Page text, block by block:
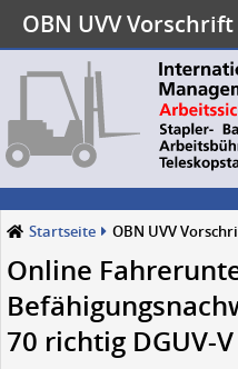
Startseite OBN UVV
Online
70 richtig DGUV-
OBN UVV